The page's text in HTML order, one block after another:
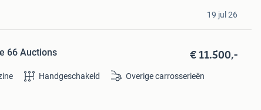
19 jul 26
66 Auctions € 11.500,-
Handgeschakeld Overige carrosserieën